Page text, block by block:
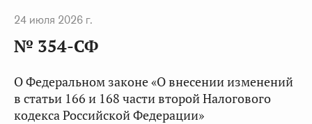
24 июля 2026 г.
№ 354-СФ
О Федеральном законе «О внесении изменений
в статьи 166 и 168 части второй Налогового
кодекса Российской Федерации»